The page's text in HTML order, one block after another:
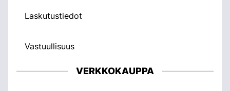
Laskutustiedot
Vastuullisuus
VERKKOKAUPPA